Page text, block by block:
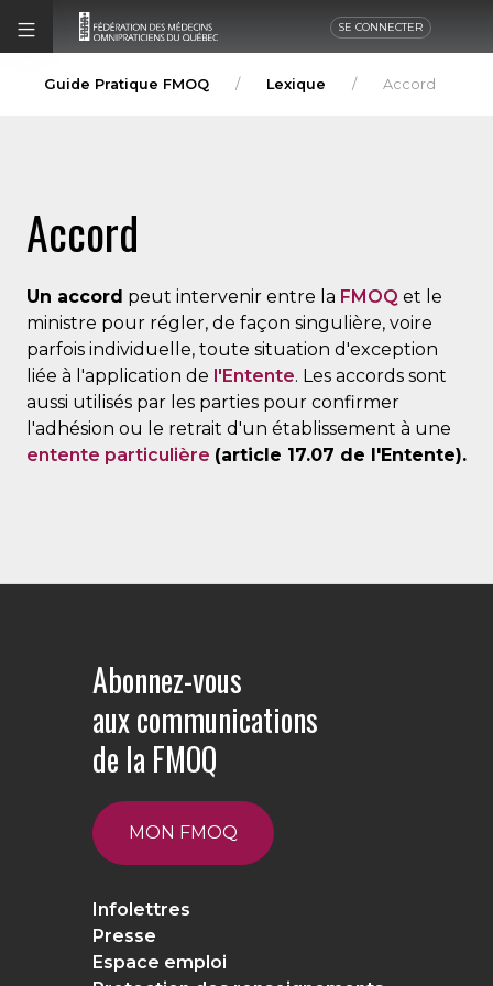
SE CONNECTER
Guide Pratique FMOQ Lexique Accord
Accord
Un accord peut intervenir entre la FMOQ et le
ministre pour régler, de façon singulière, voire
parfois individuelle, toute situation d'exception
liée à l'application de l'Entente. Les accords sont
aussi utilisés par les parties pour confirmer
l'adhésion ou le retrait d'un établissement à une
entente particulière (article 17.07 de l'Entente).
Abonnez-vous
aux communications
de la FMOQ
MON FMOQ
Infolettres
Presse
Espace emploi